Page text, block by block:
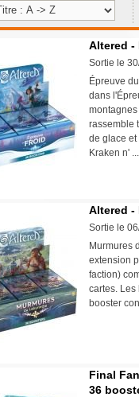
Altered -
Sortie le
Épreuve
dans
rassemble
de glace et
Kraken n'
Altered -
Sortie le
Murmures
extension
faction)
cartes. Les
booster
Final
36